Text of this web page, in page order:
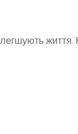
життя.